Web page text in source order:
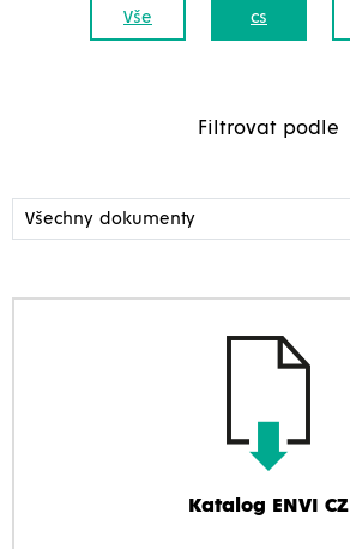
Vše cs
Filtrovat podle
Katalog ENVI CZ